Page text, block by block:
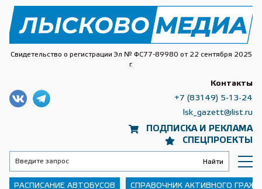
Свидетельство о регистрации Эл № ФС77-89980 от 22 сентября 2025
г.
ПОДПИСКА И РЕКЛАМА
СПЕЦПРОЕКТЫ
Контакты
+7 (83149) 5-13-24
lsk_gazett@list.ru
РАСПИСАНИЕ АВТОБУСОВ СПРАВОЧНИК АКТИВНОГО